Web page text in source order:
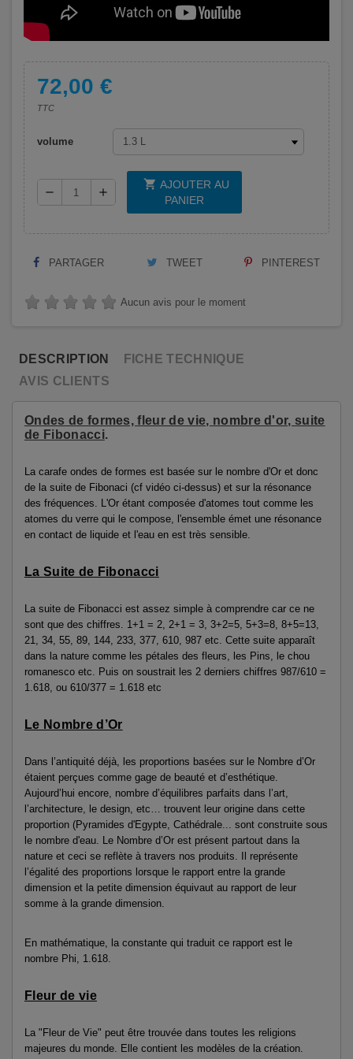
72,00 €
TTC
volume
remove add
shopping_cart AJOUTER AU
PANIER
PARTAGER TWEET PINTEREST
Aucun avis pour le moment
DESCRIPTION
FICHE TECHNIQUE
AVIS CLIENTS
Ondes de formes, fleur de vie, nombre d'or, suite
de Fibonacci.
La carafe ondes de formes est basée sur le nombre d'Or et donc
de la suite de Fibonaci (cf vidéo ci-dessus) et sur la résonance
des fréquences. L'Or étant composée d'atomes tout comme les
atomes du verre qui le compose, l'ensemble émet une résonance
en contact de liquide et l'eau en est très sensible.
La Suite de Fibonacci
La suite de Fibonacci est assez simple à comprendre car ce ne
sont que des chiffres. 1+1 = 2, 2+1 = 3, 3+2=5, 5+3=8, 8+5=13,
21, 34, 55, 89, 144, 233, 377, 610, 987 etc. Cette suite apparaît
dans la nature comme les pétales des fleurs, les Pins, le chou
romanesco etc. Puis on soustrait les 2 derniers chiffres 987/610 =
1.618, ou 610/377 = 1.618 etc
Le Nombre d’Or
Dans l’antiquité déjà, les proportions basées sur le Nombre d’Or
étaient perçues comme gage de beauté et d’esthétique.
Aujourd’hui encore, nombre d’équilibres parfaits dans l’art,
l’architecture, le design, etc… trouvent leur origine dans cette
proportion (Pyramides d'Egypte, Cathédrale... sont construite sous
le nombre d'eau. Le Nombre d’Or est présent partout dans la
nature et ceci se reflète à travers nos produits. Il représente
l’égalité des proportions lorsque le rapport entre la grande
dimension et la petite dimension équivaut au rapport de leur
somme à la grande dimension.
En mathématique, la constante qui traduit ce rapport est le
nombre Phi, 1.618.
Fleur de vie
La "Fleur de Vie" peut être trouvée dans toutes les religions
majeures du monde. Elle contient les modèles de la création.